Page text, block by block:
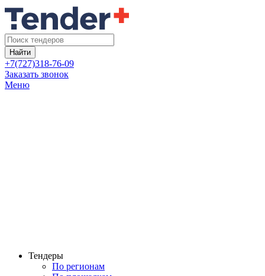
Найти
+7(727)318-76-09
Заказать звонок
Меню
Тендеры
По регионам